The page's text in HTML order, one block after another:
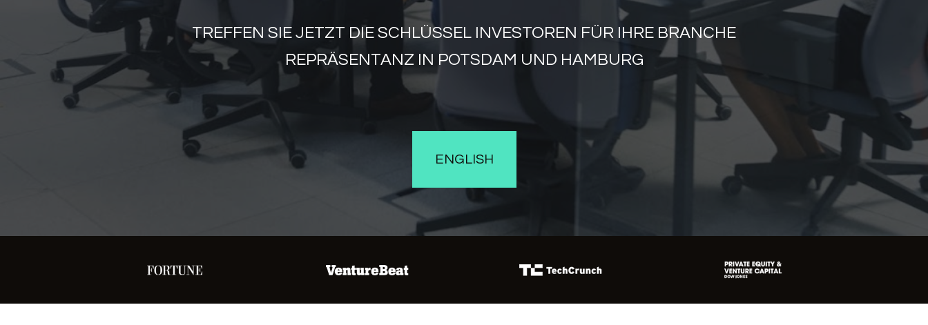
TREFFEN SIE JETZT DIE SCHLÜSSEL INVESTOREN FÜR IHRE BRANCHE
REPRÄSENTANZ IN POTSDAM UND HAMBURG
ENGLISH